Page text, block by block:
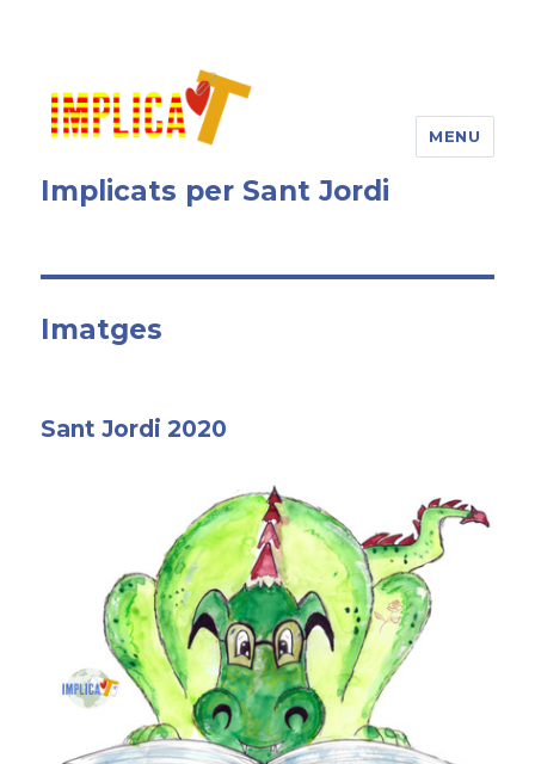
Implicats per Sant Jordi
MENU
Imatges
Sant Jordi 2020